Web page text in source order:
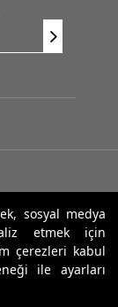
sosyal medya
etmek için
çerezleri kabul
ile ayarları